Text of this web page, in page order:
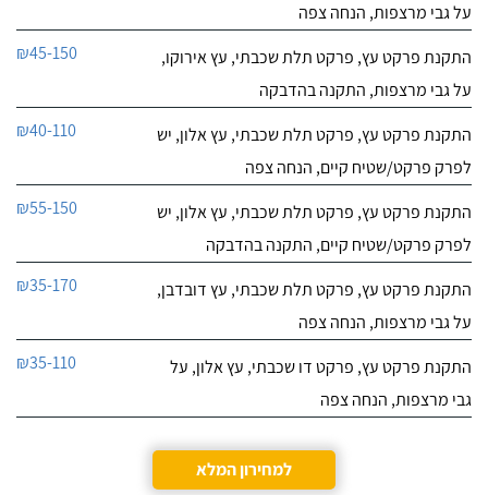
על גבי מרצפות, הנחה צפה
התקנת פרקט עץ, פרקט תלת שכבתי, עץ אירוקו,
על גבי מרצפות, התקנה בהדבקה
₪45-150
התקנת פרקט עץ, פרקט תלת שכבתי, עץ אלון, יש
לפרק פרקט/שטיח קיים, הנחה צפה
₪40-110
התקנת פרקט עץ, פרקט תלת שכבתי, עץ אלון, יש
לפרק פרקט/שטיח קיים, התקנה בהדבקה
₪55-150
התקנת פרקט עץ, פרקט תלת שכבתי, עץ דובדבן,
על גבי מרצפות, הנחה צפה
₪35-170
התקנת פרקט עץ, פרקט דו שכבתי, עץ אלון, על
גבי מרצפות, הנחה צפה
₪35-110
למחירון המלא